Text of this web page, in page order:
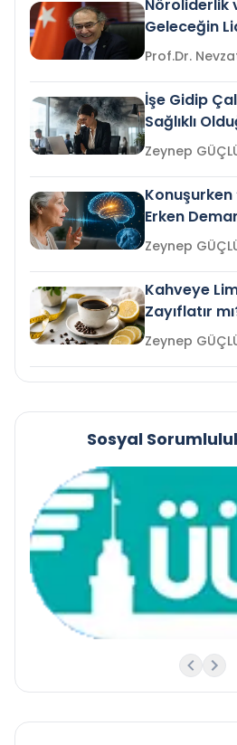
Nöroliderlik
Geleceğin
İşe Gidip
Sağlıklı
Gelir mi?Zeynep
Konuşurken
Erken
mi?
Zeynep
Kahveye
Zayıflatır
Zeynep
Sosyal